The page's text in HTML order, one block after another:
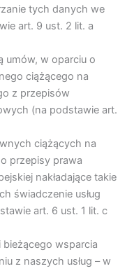
tych danych we
art. 9 ust. 2 lit. a
umów, w oparciu o
ciążącego na
z przepisów
(na podstawie art.
ciążących na
przepisy prawa
nakładające takie
świadczenie usług
art. 6 ust. 1 lit. c
bieżącego wsparcia
z naszych usług – w